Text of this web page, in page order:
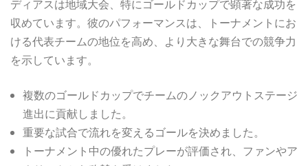
ディアスは地域大会、特にゴールドカップで顕著な成功を
収めています。彼のパフォーマンスは、トーナメントにお
ける代表チームの地位を高め、より大きな舞台での競争力
を示しています。
複数のゴールドカップでチームのノックアウトステージ
進出に貢献しました。
重要な試合で流れを変えるゴールを決めました。
トーナメント中の優れたプレーが評価され、ファンやア